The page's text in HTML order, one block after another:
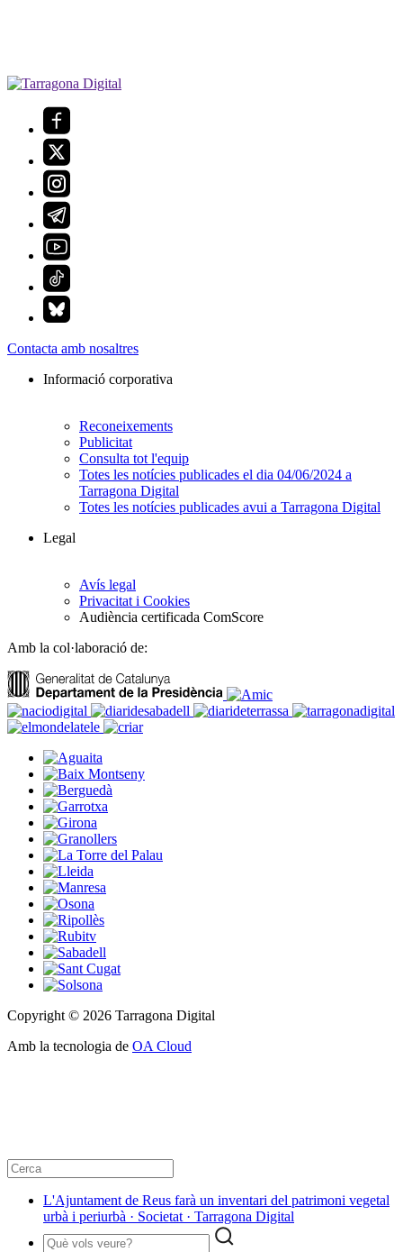
Contacta amb nosaltres
Informació corporativa
Reconeixements
Publicitat
Consulta tot l'equip
Totes les notícies publicades el dia 04/06/2024 a
Tarragona Digital
Totes les notícies publicades avui a Tarragona Digital
Legal
Avís legal
Privacitat i Cookies
Audiència certificada ComScore
Amb la col·laboració de:
Copyright © 2026 Tarragona Digital
Amb la tecnologia de OA Cloud
L'Ajuntament de Reus farà un inventari del patrimoni vegetal
urbà i periurbà · Societat · Tarragona Digital